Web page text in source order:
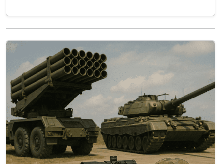
avancées, en intégrant des technologies de
système Perun est conçu pour neutraliser
efficacement divers types de cibles,…
suite